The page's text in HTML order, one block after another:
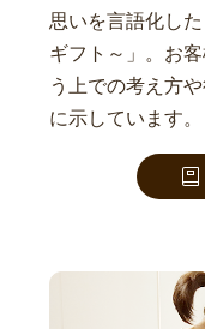
思いを言語化し
ギフト～」。お
う上での考え方
に示しています。